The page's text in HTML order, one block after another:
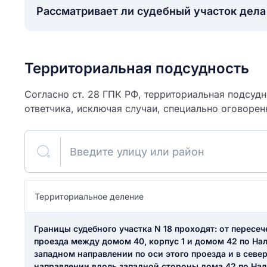
Рассматривает ли судебный участок
Территориальная подсудность
Согласно ст. 28 ГПК РФ, территориальная
ответчика, исключая случаи, специально
Введите улицу или район
Территориальное деление
Границы судебного участка N 18 проходят: от
проезда между домом 40, корпус 1 и домом 42 по
западном направлении по оси этого проезда и в
Как вы
участок?
свой номер телефона